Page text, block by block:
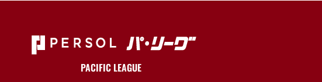
PACIFIC LEAGUE